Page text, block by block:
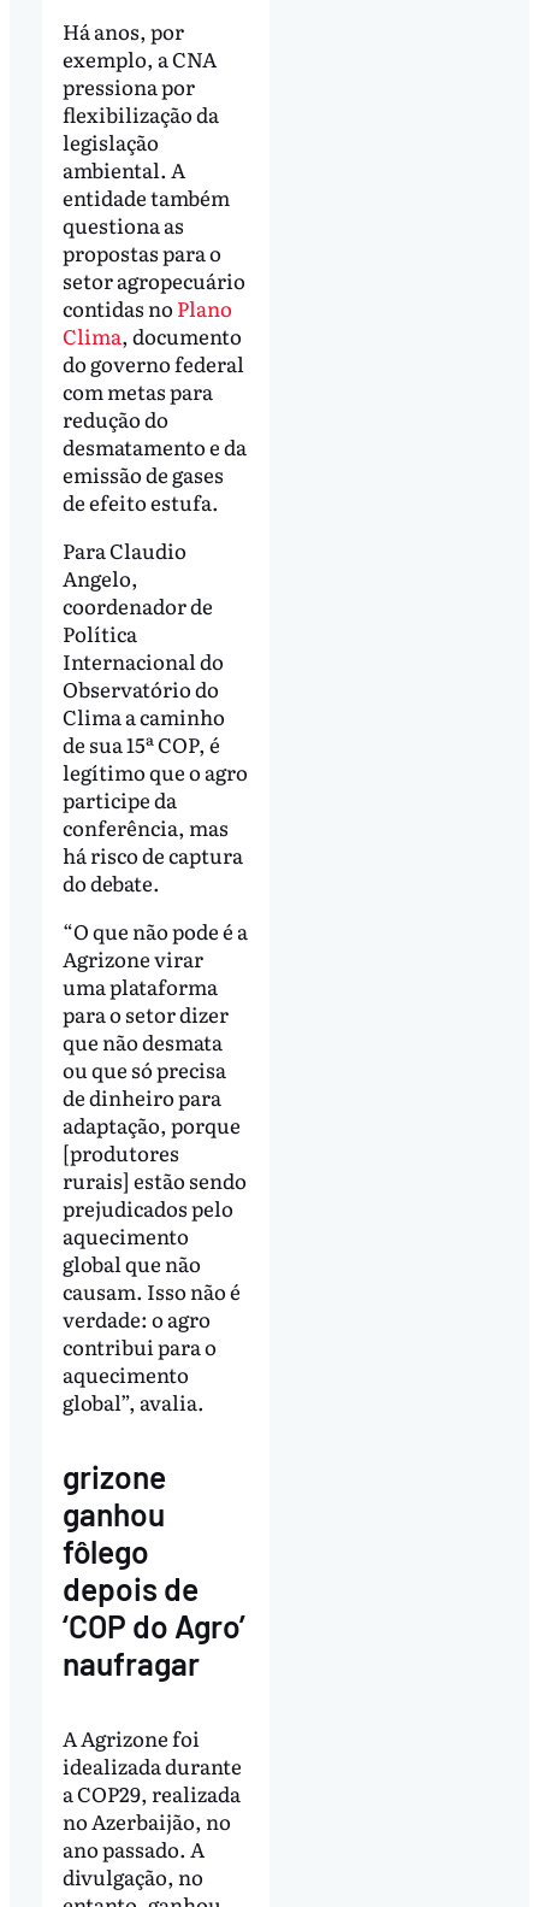
Há anos, por
exemplo, a CNA
pressiona por
flexibilização da
legislação
ambiental. A
entidade também
questiona as
propostas para o
setor agropecuário
contidas no Plano
Clima, documento
do governo federal
com metas para
redução do
desmatamento e da
emissão de gases
de efeito estufa.
Para Claudio
Angelo,
coordenador de
Política
Internacional do
Observatório do
Clima a caminho
de sua 15ª COP, é
legítimo que o agro
participe da
conferência, mas
há risco de captura
do debate.
“O que não pode é a
Agrizone virar
uma plataforma
para o setor dizer
que não desmata
ou que só precisa
de dinheiro para
adaptação, porque
[produtores
rurais] estão sendo
prejudicados pelo
aquecimento
global que não
causam. Isso não é
verdade: o agro
contribui para o
aquecimento
global”, avalia.
grizone
ganhou
fôlego
depois de
‘COP do Agro’
naufragar
A Agrizone foi
idealizada durante
a COP29, realizada
no Azerbaijão, no
ano passado. A
divulgação, no